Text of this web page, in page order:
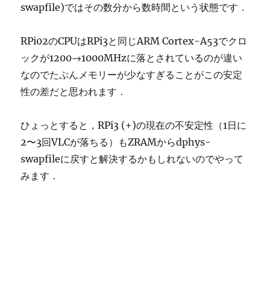
swapfile)ではその数分から数時間という状態です．
RPi02のCPUはRPi3と同じARM Cortex-A53でクロ
ックが1200→1000MHzに落とされているのが違い
なのでたぶんメモリーが少なすぎることがこの安定
性の差だと思われます．
ひょっとすると，RPi3 (+)の現在の不安定性（1日に
2〜3回VLCが落ちる）もZRAMからdphys-
swapfileに戻すと解決するかもしれないのでやって
みます．